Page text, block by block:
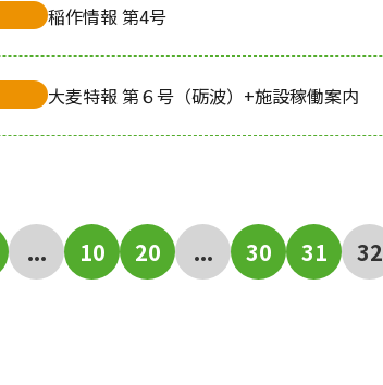
稲作情報 第4号
大麦特報 第６号（砺波）+施設稼働案内
... 10 20 ... 30 31 32